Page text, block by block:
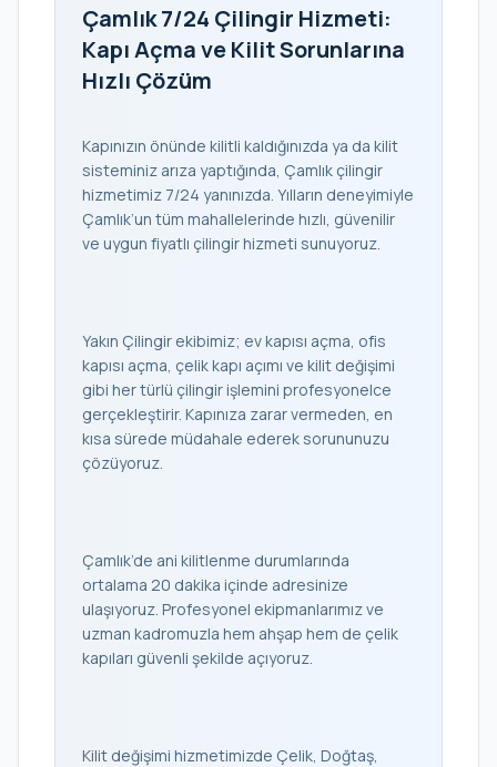
Çamlık 7/24 Çilingir Hizmeti:
Kapı Açma ve Kilit Sorunlarına
Hızlı Çözüm
Kapınızın önünde kilitli kaldığınızda ya da kilit
sisteminiz arıza yaptığında, Çamlık çilingir
hizmetimiz 7/24 yanınızda. Yılların deneyimiyle
Çamlık’un tüm mahallelerinde hızlı, güvenilir
ve uygun fiyatlı çilingir hizmeti sunuyoruz.
Yakın Çilingir ekibimiz; ev kapısı açma, ofis
kapısı açma, çelik kapı açımı ve kilit değişimi
gibi her türlü çilingir işlemini profesyonelce
gerçekleştirir. Kapınıza zarar vermeden, en
kısa sürede müdahale ederek sorununuzu
çözüyoruz.
Çamlık’de ani kilitlenme durumlarında
ortalama 20 dakika içinde adresinize
ulaşıyoruz. Profesyonel ekipmanlarımız ve
uzman kadromuzla hem ahşap hem de çelik
kapıları güvenli şekilde açıyoruz.
Kilit değişimi hizmetimizde Çelik, Doğtaş,